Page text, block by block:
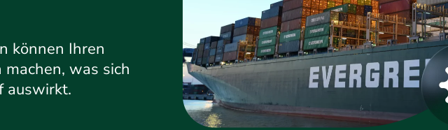
können Ihren
was sich
auswirkt.